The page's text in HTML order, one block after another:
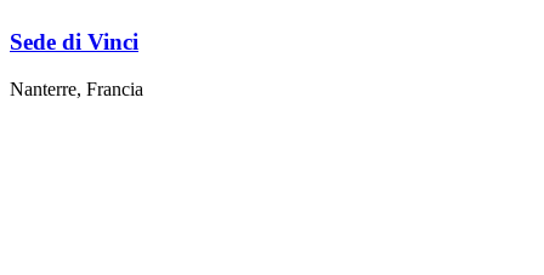
Sede di Vinci
Nanterre, Francia